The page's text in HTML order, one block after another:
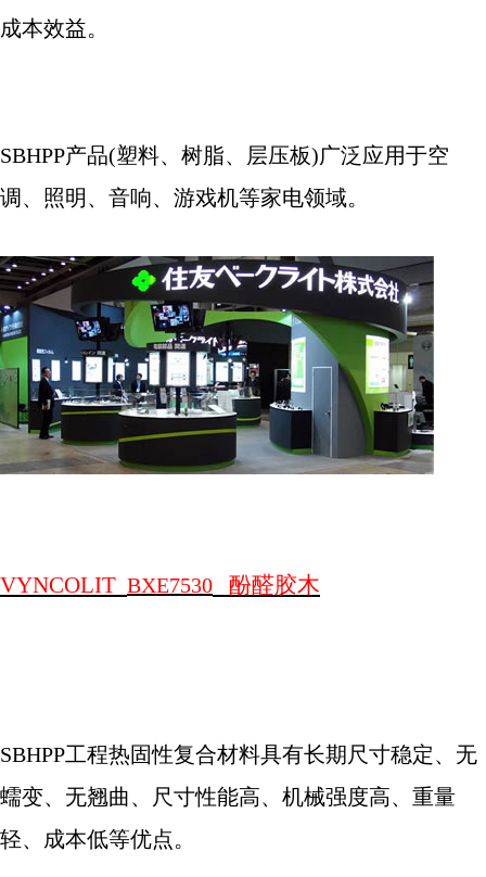
成本效益。
SBHPP产品(塑料、树脂、层压板)广泛应用于空
调、照明、音响、游戏机等家电领域。
VYNCOLIT BXE7530 酚醛胶木
SBHPP工程热固性复合材料具有长期尺寸稳定、无
蠕变、无翘曲、尺寸性能高、机械强度高、重量
轻、成本低等优点。